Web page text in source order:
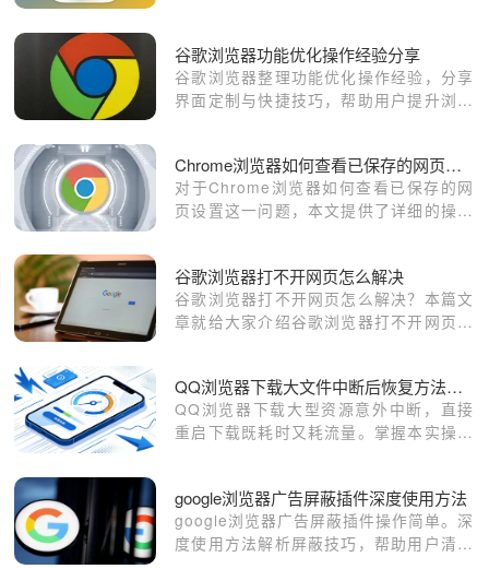
谷歌浏览器功能优化操作经验分享
谷歌浏览器整理功能优化操作经验，分享
界面定制与快捷技巧，帮助用户提升浏览
Chrome浏览器如何查看已保存的网页设置
对于Chrome浏览器如何查看已保存的网
页设置这一问题，本文提供了详细的操作
谷歌浏览器打不开网页怎么解决
谷歌浏览器打不开网页怎么解决？本篇文
章就给大家介绍谷歌浏览器打不开网页具
QQ浏览器下载大文件中断后恢复方法教程
QQ浏览器下载大型资源意外中断，直接
重启下载既耗时又耗流量。掌握本实操手
全完整地下载落地，告别重复等待。
google浏览器广告屏蔽插件深度使用方法
google浏览器广告屏蔽插件操作简单。深
度使用方法解析屏蔽技巧，帮助用户清除